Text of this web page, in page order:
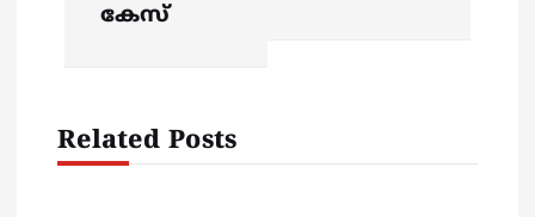
g
കേസ്
Related Posts